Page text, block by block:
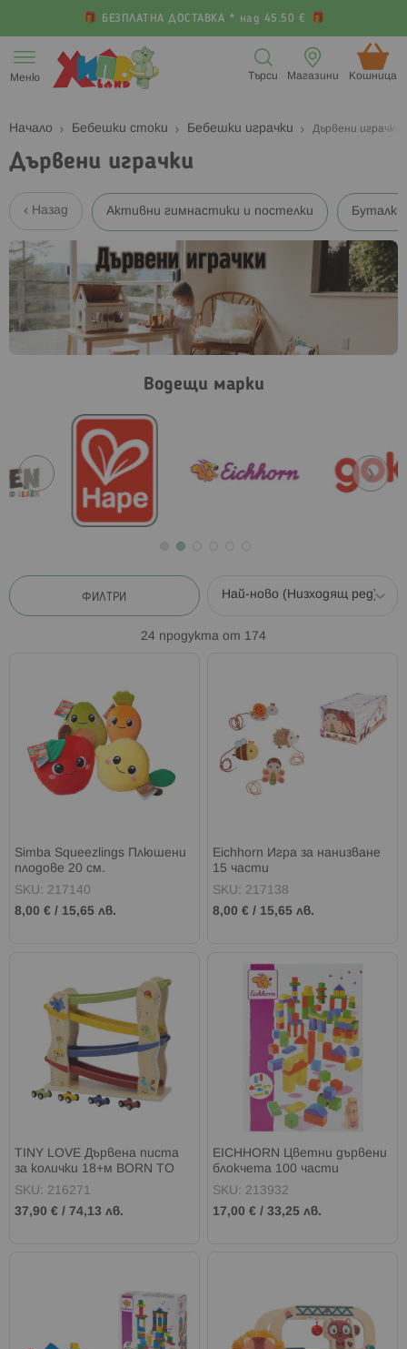
БЕЗПЛАТНА ДОСТАВКА * над 45.50 €
към
съдържанието
Меню Кошница (
Магазини
Търси
Начало Бебешки стоки Бебешки играчки Дървени играчки
Дървени играчки
Назад Активни гимнастики и постелки Буталки
Водещи марки
❮ ❯
ФИЛТРИ
24 продукта от 174
Simba Squeezlings Плюшени
плодове 20 см.
SKU: 217140
8,00 € / 15,65 лв.
Eichhorn Игра за нанизване
15 части
SKU: 217138
8,00 € / 15,65 лв.
TINY LOVE Дървена писта
за колички 18+м BORN TO
PARTY
SKU: 216271
37,90 € / 74,13 лв.
EICHHORN Цветни дървени
блокчета 100 части
SKU: 213932
17,00 € /33,25 лв.